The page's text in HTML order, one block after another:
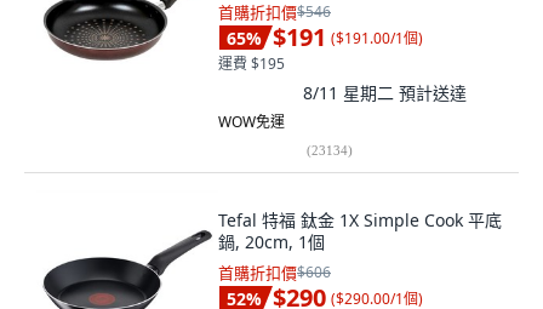
首購折扣價$546
65% $191 ($191.00/1個)
運費 $195
8/11 星期二 預計送達
WOW免運
(23134)
Tefal 特福 鈦金 1X Simple Cook 平底
鍋, 20cm, 1個
首購折扣價$606
52% $290 ($290.00/1個)